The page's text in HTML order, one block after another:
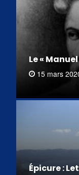
Le «
15 mars
Épicure :